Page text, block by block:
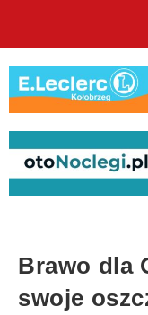
Brawo dla
swoje